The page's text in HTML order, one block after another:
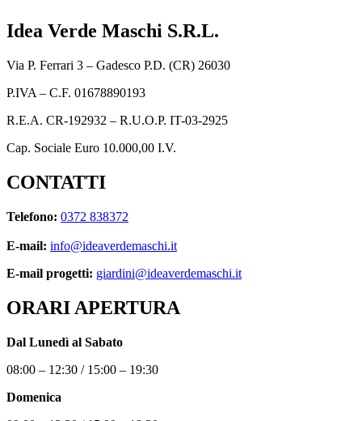
Idea Verde Maschi S.R.L.
Via P. Ferrari 3 – Gadesco P.D. (CR) 26030
P.IVA – C.F. 01678890193
R.E.A. CR-192932 – R.U.O.P. IT-03-2925
Cap. Sociale Euro 10.000,00 I.V.
CONTATTI
Telefono: 0372 838372
E-mail: info@ideaverdemaschi.it
E-mail progetti: giardini@ideaverdemaschi.it
ORARI APERTURA
Dal Lunedì al Sabato
08:00 – 12:30 / 15:00 – 19:30
Domenica